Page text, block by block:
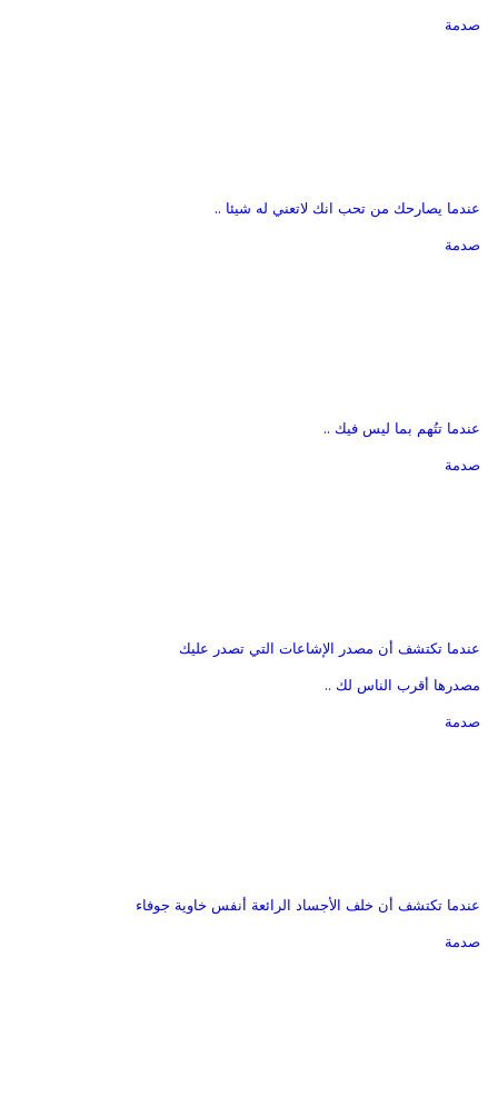
صدمة
عندما يصارحك من تحب انك لاتعني له شيئا ..
صدمة
عندما تتُهم بما ليس فيك ..
صدمة
عندما تكتشف أن مصدر الإشاعات التي تصدر عليك
مصدرها أقرب الناس لك ..
صدمة
عندما تكتشف أن خلف الأجساد الرائعة أنفس خاوية جوفاء
صدمة